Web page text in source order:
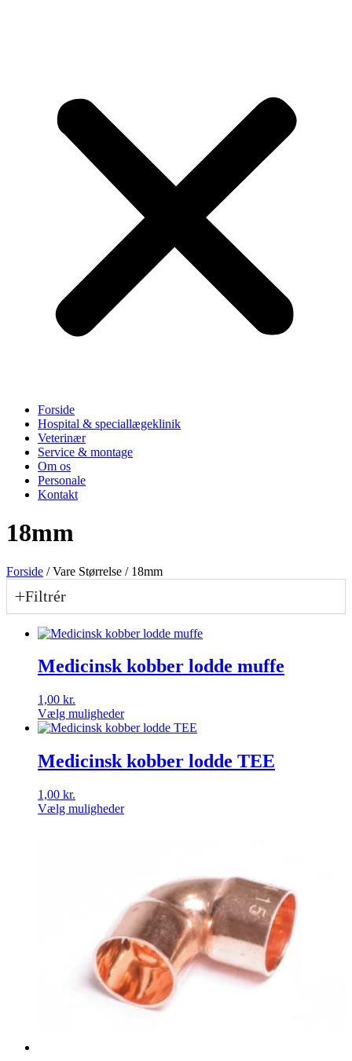
Forside
Hospital & speciallægeklinik
Veterinær
Service & montage
Om os
Personale
Kontakt
18mm
Forside / Vare Størrelse / 18mm
Filtrér
Medicinsk kobber lodde muffe
1,00 kr.
Vælg muligheder
Dette
har
flere
Mulighederne
kan
Medicinsk kobber lodde TEE
1,00 kr.
Vælg muligheder